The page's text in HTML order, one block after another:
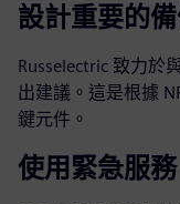
設計重要的
Russelectric 致力於
出建議。這是根據
鍵元件。
使用緊急服務